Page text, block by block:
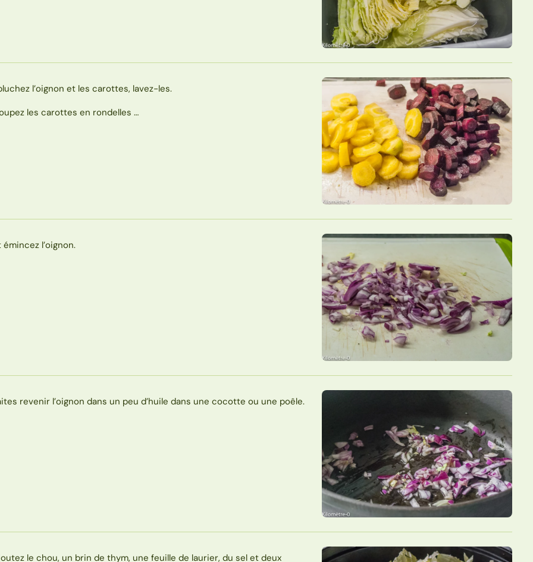
l’oignon et les carottes, lavez-les.
les carottes en rondelles …
émincez l’oignon.
revenir l’oignon dans un peu d’huile dans une cocotte ou une poêle.
le chou, un brin de thym, une feuille de laurier, du sel et deux